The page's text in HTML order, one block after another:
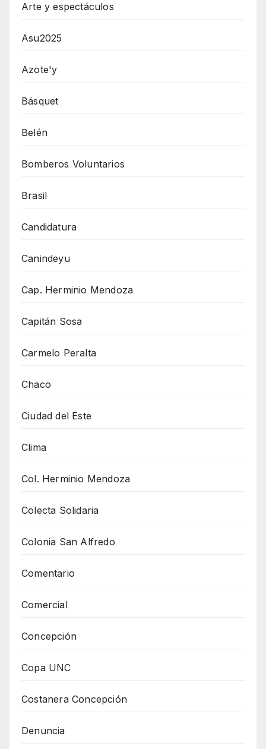
Arte y espectáculos
Asu2025
Azote'y
Básquet
Belén
Bomberos Voluntarios
Brasil
Candidatura
Canindeyu
Cap. Herminio Mendoza
Capitán Sosa
Carmelo Peralta
Chaco
Ciudad del Este
Clima
Col. Herminio Mendoza
Colecta Solidaria
Colonia San Alfredo
Comentario
Comercial
Concepción
Copa UNC
Costanera Concepción
Denuncia